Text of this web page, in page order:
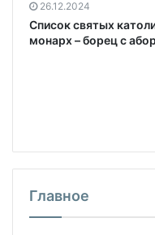
26.12.2024
Список святых
монарх – борец с
Главное